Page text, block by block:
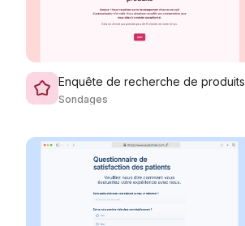
Enquête de recherche de produits
Sondages